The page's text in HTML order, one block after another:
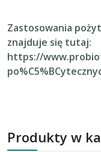
Zastosowania
znajduje się tutaj:
https://
Produkty w